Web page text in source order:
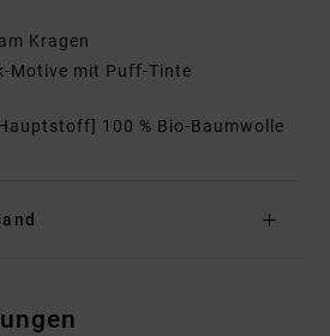
Kragen
Motive mit Puff-Tinte
100 % Bio-Baumwolle